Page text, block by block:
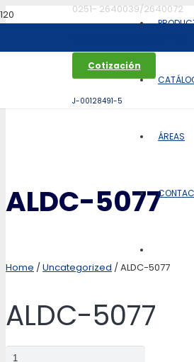
0251- 2640039/2640072
Cotización
J-00128491-5
ÁREAS
ALDC-5077
Home / Uncategorized / ALDC-5077
ALDC-5077
ALDC-